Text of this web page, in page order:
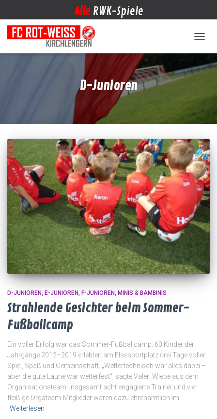
Alle RWK-Spiele
D-Junioren
D-JUNIOREN E-JUNIOREN F-JUNIOREN MINIS & BAMBINIS
Strahlende Gesichter beim Sommer-
Fußballcamp
Ein voller Erfolg war das Sommer-Fußballcamp. 60 Kinder der
Jahrgänge 2012–2019 erlebten am Elsesportplatz drei Tage voller
Spiel, Spaß und Gemeinschaft. „Wettertechnisch war alles dabei –
aber die gute Laune war wetterfest“, sagte Valeri Wiebe aus dem
Organisationsteam. Insgesamt acht engagierte Trainer und vier
fleißige Orgateam-Mitglieder waren dazu ehrenamtlich im
Weiterlesen